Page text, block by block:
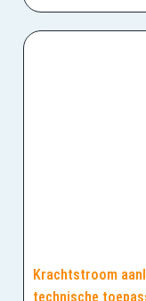
Krachtstroom
technische